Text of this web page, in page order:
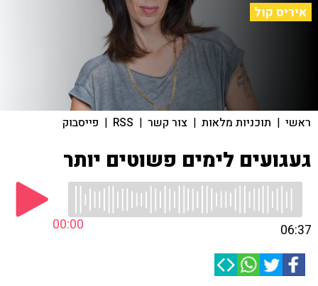
איריס קול
ראשי | תוכניות מלאות | צור קשר |
RSS
| פייסבוק
געגועים לימים פשוטים יותר
00:00 06:37